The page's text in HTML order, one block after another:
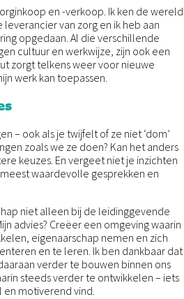
en -verkoop. Ik ken de wereld
van zorg en ik heb aan
opgedaan. Al die verschillende
cultuur en werkwijze, zijn ook een
zorgt telkens weer voor nieuwe
werk kan toepassen.
– ook als je twijfelt of ze niet ‘dom’
zoals we ze doen? Kan het anders
keuzes. En vergeet niet je inzichten
waardevolle gesprekken en
niet alleen bij de leidinggevende
advies? Creëer een omgeving waarin
eigenaarschap nemen en zich
en te leren. Ik ben dankbaar dat
verder te bouwen binnen ons
steeds verder te ontwikkelen – iets
motiverend vind.